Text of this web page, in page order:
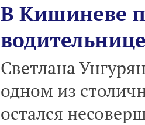
В Кишиневе
Светлана
одном из
остался